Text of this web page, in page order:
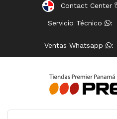
Contact Center
Servicio Técnico :
Ventas Whatsapp :